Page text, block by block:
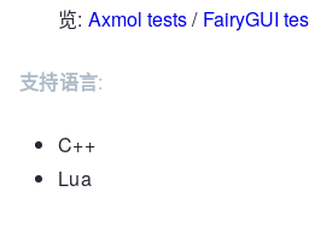
览: Axmol tests/ FairyGUI
支持语言:
C++
Lua